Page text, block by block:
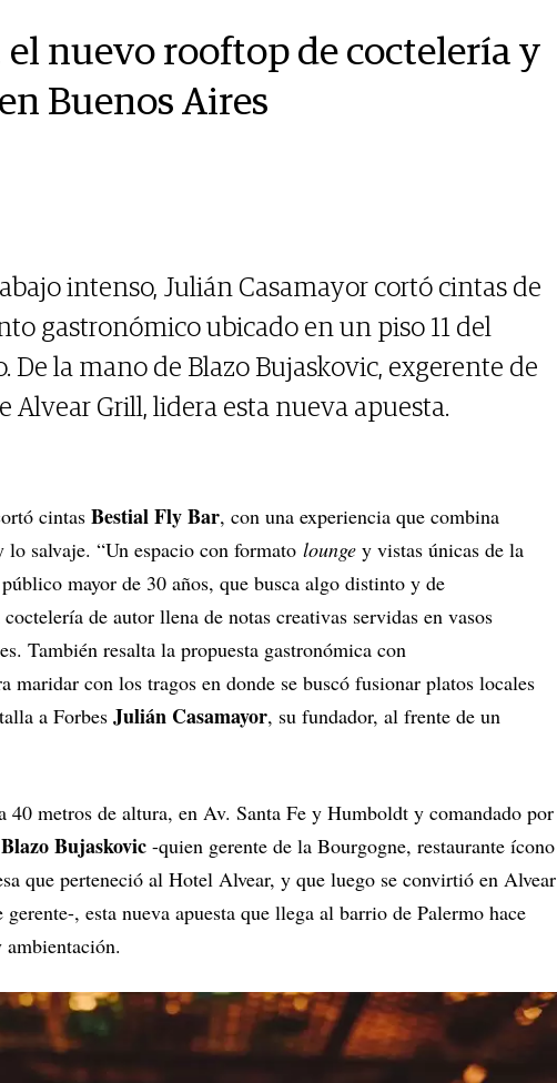
el nuevo rooftop de coctelería y
Buenos Aires
intenso, Julián Casamayor cortó cintas de
gastronómico ubicado en un piso 11 del
De la mano de Blazo Bujaskovic, exgerente de
Alvear Grill, lidera esta nueva apuesta.
cintas Bestial Fly Bar, con una experiencia que combina
lo salvaje. “Un espacio con formato lounge y vistas únicas de la
mayor de 30 años, que busca algo distinto y de
de autor llena de notas creativas servidas en vasos
También resalta la propuesta gastronómica con
maridar con los tragos en donde se buscó fusionar platos locales
a Forbes Julián Casamayor, su fundador, al frente de un
40 metros de altura, en Av. Santa Fe y Humboldt y comandado por
Blazo Bujaskovic -quien gerente de la Bourgogne, restaurante ícono
que perteneció al Hotel Alvear, y que luego se convirtió en Alvear
, esta nueva apuesta que llega al barrio de Palermo hace
ambientación.